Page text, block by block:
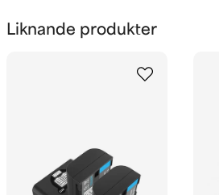
Liknande produkter
Ja, ni får publicera min fråga